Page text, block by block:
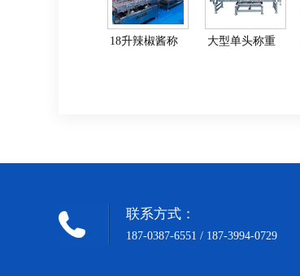
18升辣椒酱称
大型单头称重
联系方式：
187-0387-6551 / 187-3994-0729